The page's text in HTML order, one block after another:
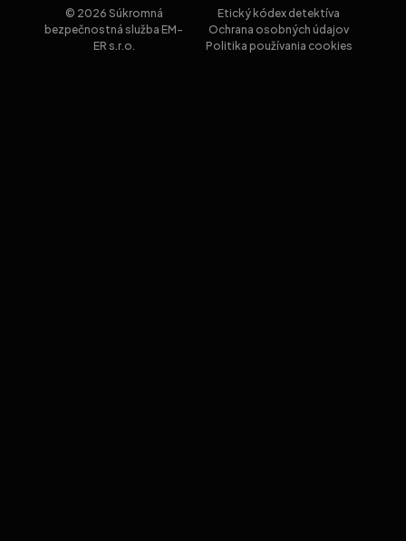
© 2026 Súkromná
bezpečnostná služba EM-
ER s.r.o.
Etický kódex detektíva
Ochrana osobných údajov
Politika používania cookies